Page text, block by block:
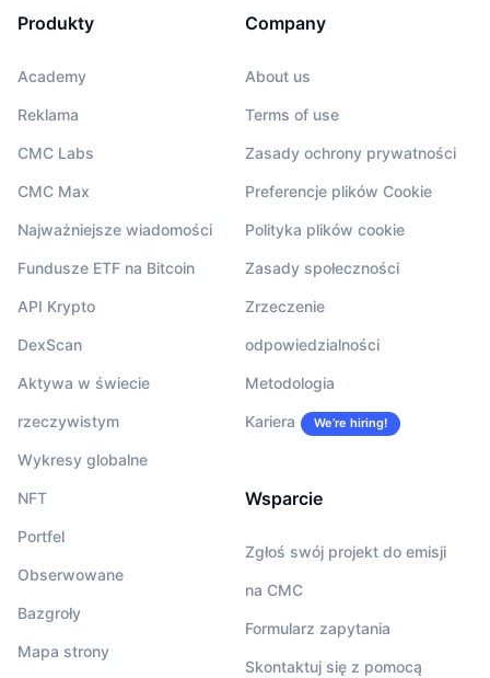
Produkty
Academy
Reklama
CMC Labs
CMC Max
Najważniejsze wiadomości
Fundusze ETF na Bitcoin
API Krypto
DexScan
Aktywa w świecie
rzeczywistym
Wykresy globalne
NFT
Portfel
Obserwowane
Bazgroły
Mapa strony
Company
About us
Terms of use
Zasady ochrony prywatności
Preferencje plików Cookie
Polityka plików cookie
Zasady społeczności
Zrzeczenie
odpowiedzialności
Metodologia
Kariera We’re hiring!
Wsparcie
Zgłoś swój projekt do emisji
na CMC
Formularz zapytania
Skontaktuj się z pomocą